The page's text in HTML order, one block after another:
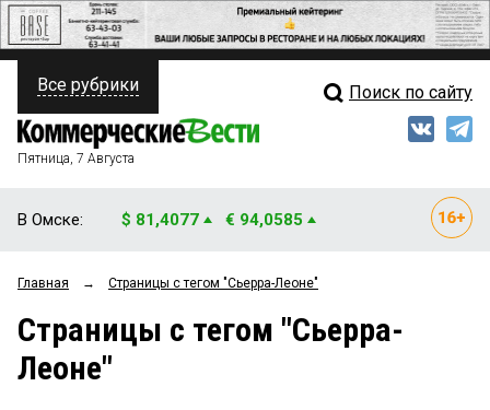
ПОЛИТИКА
ФИНАНСЫ
ОБЩЕСТВО
ЗАКОН
Свежий выпуск
Мнения
Рейтинги
Все рубрики Поиск по сайту
Пятница, 7 Августа
В Омске: $ 81,4077 € 94,0585
Главная → Страницы c тегом "Сьерра-Леоне"
Страницы c тегом "Сьерра-
Леоне"